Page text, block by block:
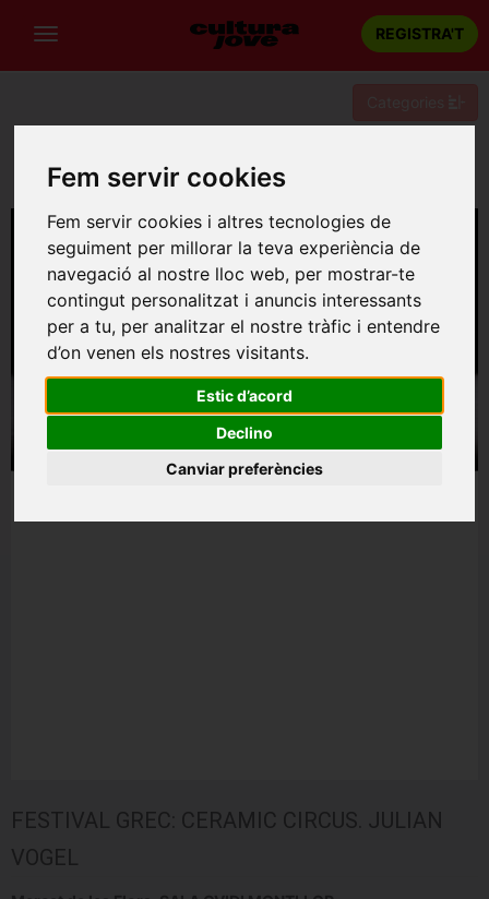
Fem servir cookies
Fem servir cookies i altres tecnologies de
seguiment per millorar la teva experiència de
navegació al nostre lloc web, per mostrar-te
contingut personalitzat i anuncis interessants
per a tu, per analitzar el nostre tràfic i entendre
d’on venen els nostres visitants.
Estic d’acord
Declino
Canviar preferències
REGISTRA'T
FESTIVAL GREC: Ceramic Circus. Julian Vogel
FESTIVAL GREC: CERAMIC CIRCUS. JULIAN
VOGEL